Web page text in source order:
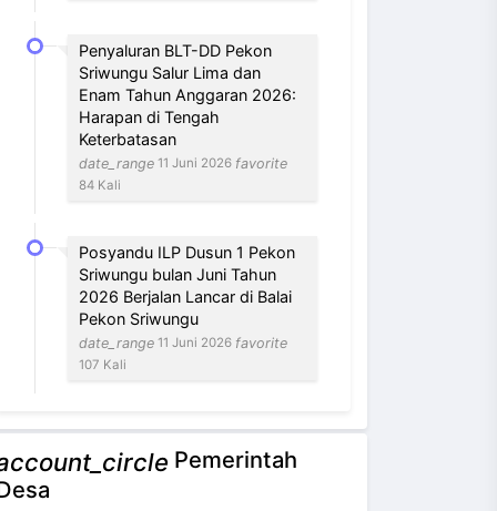
Penyaluran BLT-DD Pekon
Sriwungu Salur Lima dan
Enam Tahun Anggaran 2026:
Harapan di Tengah
Keterbatasan
date_range 11 Juni 2026 favorite
84 Kali
Posyandu ILP Dusun 1 Pekon
Sriwungu bulan Juni Tahun
2026 Berjalan Lancar di Balai
Pekon Sriwungu
date_range 11 Juni 2026 favorite
107 Kali
Pemerintah
NEVI VILANTI, S.Kom